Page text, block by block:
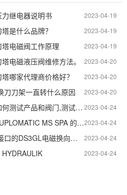
2023-04-19
继电器说明书
2023-04-19
是什么品牌？
2023-04-19
电磁阀工作原理
2023-04-20
电磁液压阀维修方法。
2023-04-20
哪家代理商价格好？
2023-04-20
刀刀架一直转什么原因
2023-04-24
意大利迪普马DUPLOMATIC如何测试产品和阀门,测试产品和阀门的方法
2023-04-24
2022年6月30日大金完成对 DUPLOMATIC MS SPA 的收购
2023-04-24
DUPLOMATIC带IO-Link数字接口的DS3GL电磁换向阀介绍,DS3GL电磁换向阀优点
2023-04-24